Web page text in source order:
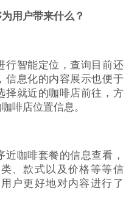
用户带来什么？
行智能定位，查询目前还
信息化的内容展示也便于
择就近的咖啡店前往，方
啡店位置信息。
咖啡套餐的信息查看，
、款式以及价格等等信
户更好地对内容进行了